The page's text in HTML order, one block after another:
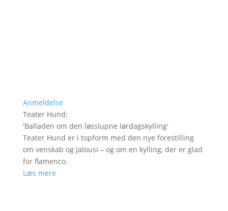
Anmeldelse
Teater Hund:
'Balladen om den løsslupne lørdagskylling'
Teater Hund er i topform med den nye forestilling
om venskab og jalousi – og om en kylling, der er glad
for flamenco.
Læs mere